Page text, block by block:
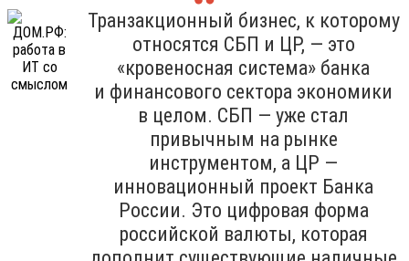
Транзакционный бизнес, к которому
относятся СБП и ЦР, — это
«кровеносная система» банка
и финансового сектора экономики
в целом. СБП — уже стал
привычным на рынке
инструментом, а ЦР —
инновационный проект Банка
России. Это цифровая форма
российской валюты, которая